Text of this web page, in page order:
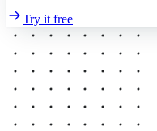
Try it free